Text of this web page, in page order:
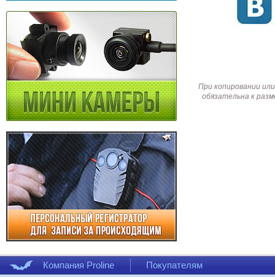
При копировании
обязательна к
Компания Proline Покупателям